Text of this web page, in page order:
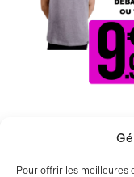
Pour offrir les meilleures